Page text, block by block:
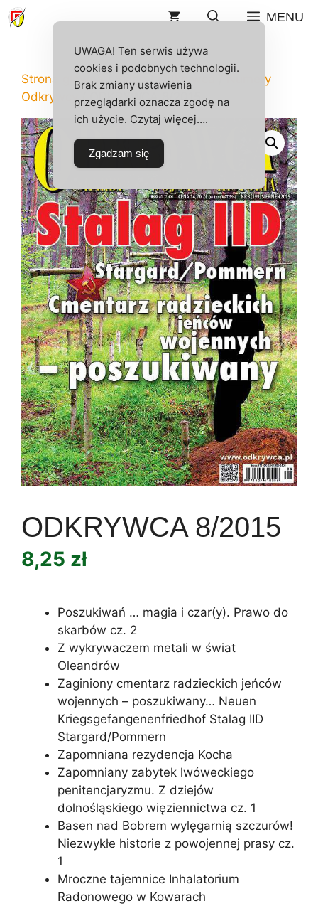
Przejdź
do
MENU
Strona główna/ Sklep / Odkrywca
Numery
Odkrywcy/ ODKRYWCA 8/2015
ODKRYWCA 8/2015
8,25 zł
Poszukiwań … magia i czar(y). Prawo do
skarbów cz. 2
Z wykrywaczem metali w świat
Oleandrów
Zaginiony cmentarz radzieckich jeńców
wojennych – poszukiwany… Neuen
Kriegsgefangenenfriedhof Stalag IID
Stargard/Pommern
Zapomniana rezydencja Kocha
Zapomniany zabytek lwóweckiego
penitencjaryzmu. Z dziejów
dolnośląskiego więziennictwa cz. 1
Basen nad Bobrem wylęgarnią szczurów!
Niezwykłe historie z powojennej prasy cz.
1
Mroczne tajemnice Inhalatorium
Radonowego w Kowarach
UWAGA! Ten serwis używa
cookies i podobnych technologii.
Brak zmiany ustawienia
przeglądarki oznacza zgodę na
ich użycie. Czytaj więcej….
Zgadzam się